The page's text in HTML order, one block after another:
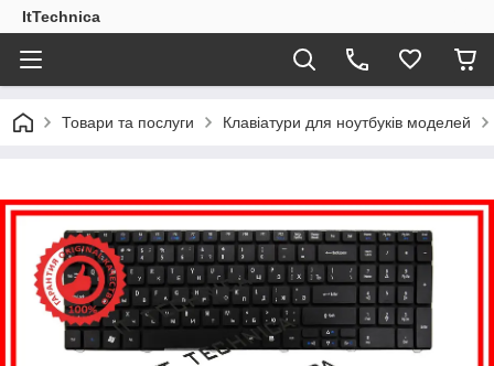
ItTechnica
Товари та послуги Клавіатури для ноутбуків моделей